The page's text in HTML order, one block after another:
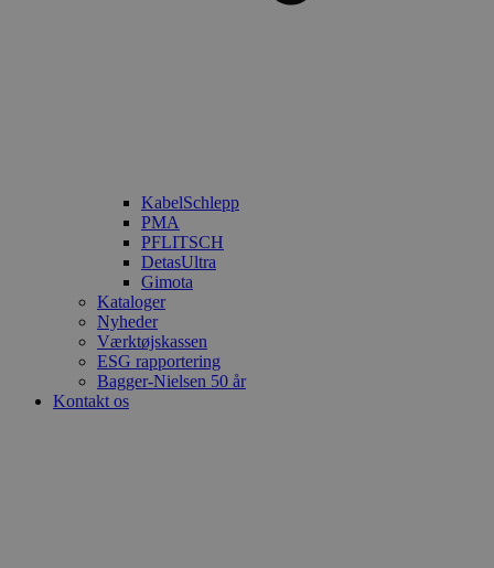
KabelSchlepp
PMA
PFLITSCH
DetasUltra
Gimota
Kataloger
Nyheder
Værktøjskassen
ESG rapportering
Bagger-Nielsen 50 år
Kontakt os